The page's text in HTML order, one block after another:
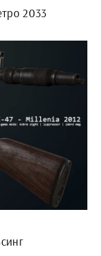
2033